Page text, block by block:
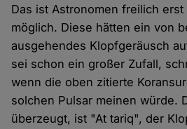
Das ist Astronomen freilich
möglich. Diese hätten ein von
ausgehendes Klopfgeräusch
sei schon ein großer Zufall,
wenn die oben zitierte
solchen Pulsar meinen würde.
überzeugt, ist "At tariq", der